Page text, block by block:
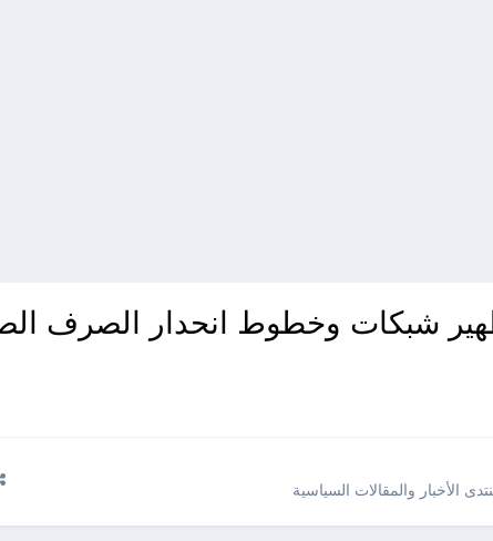
شبكات وخطوط انحدار الصرف
الأخبار والمقالات السياسية